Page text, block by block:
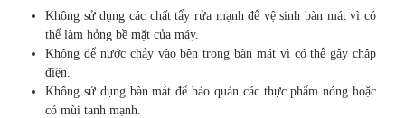
Không sử dụng các chất tẩy rửa mạnh để vệ sinh bàn mát vì có
thể làm hỏng bề mặt của máy.
Không để nước chảy vào bên trong bàn mát vì có thể gây chập
điện.
Không sử dụng bàn mát để bảo quản các thực phẩm nóng hoặc
có mùi tanh mạnh.